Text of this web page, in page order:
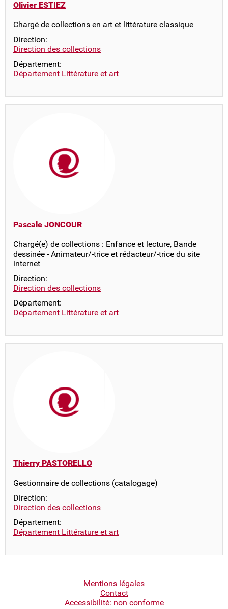
Olivier ESTIEZ
Chargé de collections en art et littérature classique
Direction:
Direction des collections
Département:
Département Littérature et art
Pascale JONCOUR
Chargé(e) de collections : Enfance et lecture, Bande
dessinée - Animateur/-trice et rédacteur/-trice du site
internet
Direction:
Direction des collections
Département:
Département Littérature et art
Thierry PASTORELLO
Gestionnaire de collections (catalogage)
Direction:
Direction des collections
Département:
Département Littérature et art
Mentions légales
Contact
Accessibilité: non conforme